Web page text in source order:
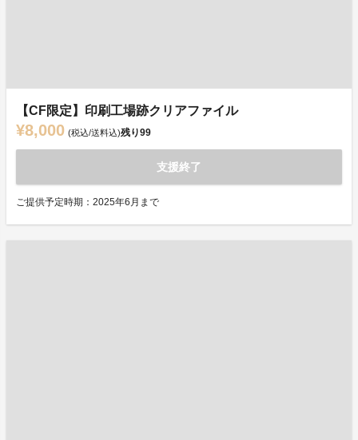
【CF限定】印刷工場跡クリアファイル
¥8,000 (税込/送料込)残り99
支援終了
ご提供予定時期：2025年6月まで